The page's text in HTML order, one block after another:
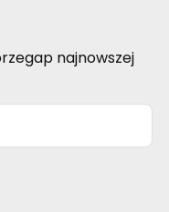
najnowszej